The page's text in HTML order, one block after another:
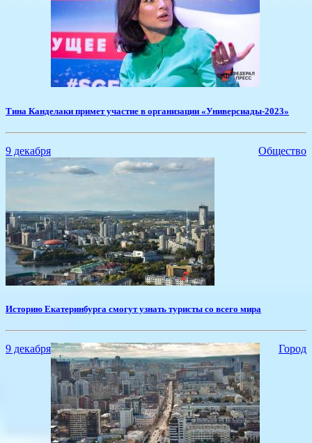
Тина Канделаки примет участие в организации «Универсиады-2023»
9 декабря Общество
Историю Екатеринбурга смогут узнать туристы со всего мира
9 декабря Город